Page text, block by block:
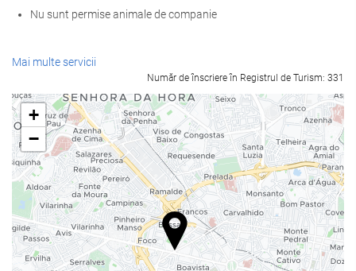
Nu sunt permise animale de companie
Servicii de primire
cameră de bagaje
Mâncare și băuturi
Restaurant à la carte
Bar
Parcare
Mai multe servicii
Număr de înscriere în Registrul de Turism: 331
+
−